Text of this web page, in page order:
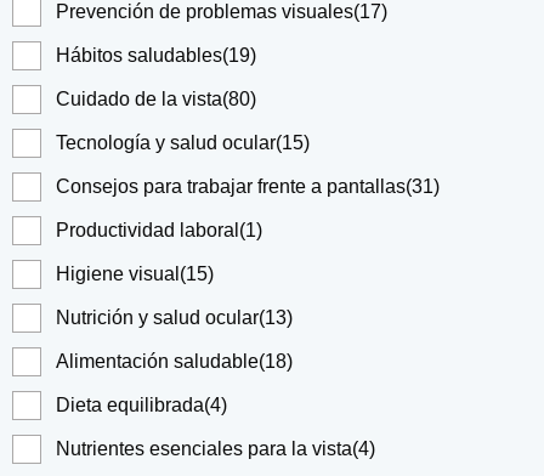
Prevención de problemas visuales(17)
Hábitos saludables(19)
Cuidado de la vista(80)
Tecnología y salud ocular(15)
Consejos para trabajar frente a pantallas(31)
Productividad laboral (1)
Higiene visual (15)
Nutrición y salud ocular(13)
Alimentación saludable(18)
Dieta equilibrada(4)
Nutrientes esenciales para la vista(4)